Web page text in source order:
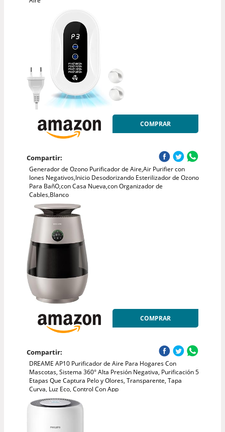
COMPRAR
Compartir:
Generador de Ozono Purificador de Aire,Air Purifier con
Iones Negativos,Inicio Desodorizando Esterilizador de Ozono
Para BañO,con Casa Nueva,con Organizador de
Cables,Blanco
COMPRAR
Compartir:
DREAME AP10 Purificador de Aire Para Hogares Con
Mascotas, Sistema 360° Alta Presión Negativa, Purificación 5
Etapas Que Captura Pelo y Olores, Transparente, Tapa
Curva, Luz Eco, Control Con App